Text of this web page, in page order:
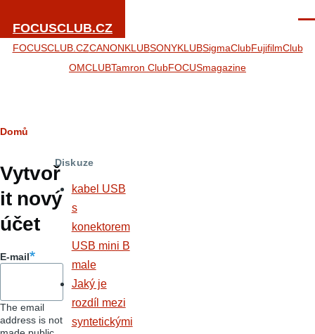
FOCUSCLUB.CZ
FOCUSCLUB.CZCANONKLUBSONYKLUBSigmaClubFujifilmClub
OMCLUBTamron ClubFOCUSmagazine
Hlavní
záložky
Drobečková
navigace
Domů
Vytvoř
it nový
účet
E-mail
The email
address is not
Diskuze
kabel USB
s
konektorem
USB mini B
male
Jaký je
rozdíl mezi
syntetickými